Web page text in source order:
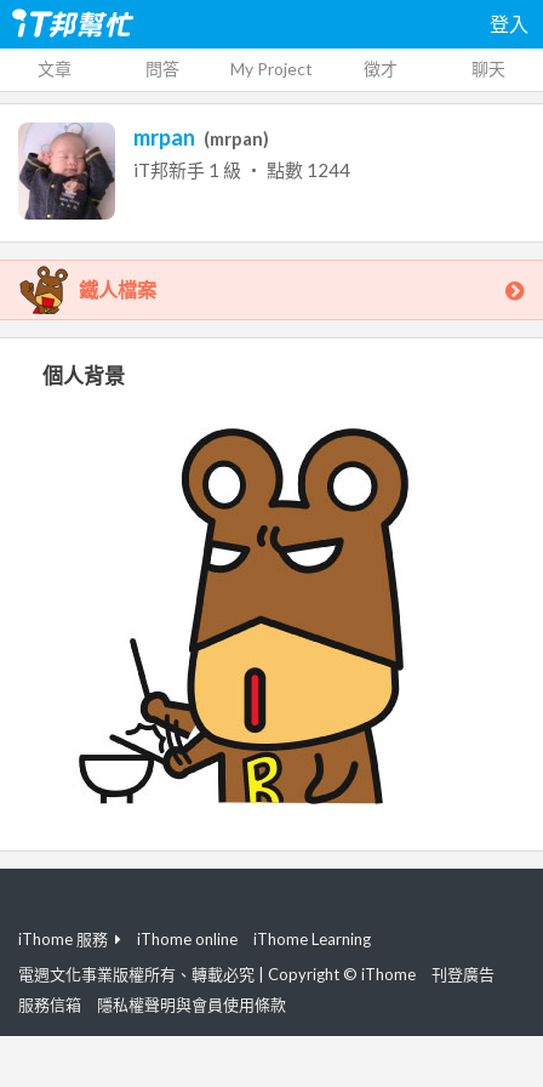
登入
文章 問答 My Project 徵才 聊天
mrpan (mrpan)
iT邦新手 1 級 ‧ 點數 1244
鐵人檔案
個人背景
iThome 服務 iThome online
iThome Learning
電週文化事業版權所有、轉載必究 | Copyright © iThome
刊登廣告
服務信箱
隱私權聲明與會員使用條款